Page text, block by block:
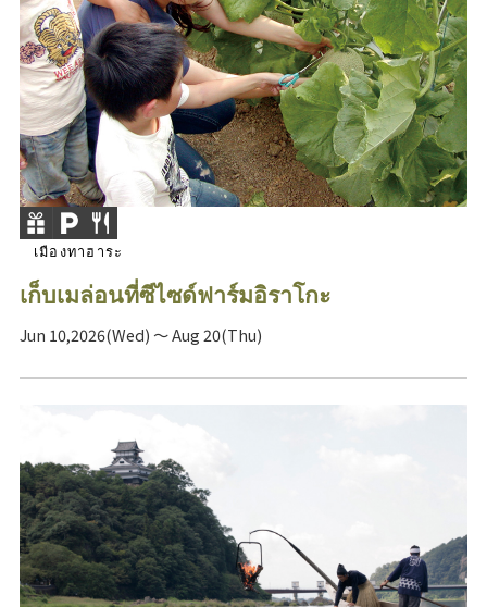
เมืองทาฮาระ
เก็บเมล่อนที่ซีไซด์ฟาร์มอิราโกะ
Jun 10,2026(Wed) ～ Aug 20(Thu)